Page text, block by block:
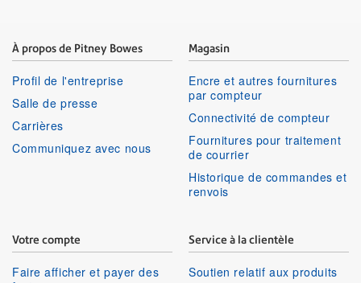
À propos de Pitney Bowes
Profil de l'entreprise
Salle de presse
Carrières
Communiquez avec nous
Magasin
Encre et autres fournitures
par compteur
Connectivité de compteur
Fournitures pour traitement
de courrier
Historique de commandes et
renvois
Votre compte
Faire afficher et payer des
Service à la clientèle
Soutien relatif aux produits